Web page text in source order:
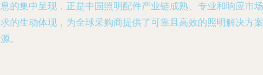
的集中呈现，正是中国照明配件产业链成熟、专业和响应市场
的生动体现，为全球采购商提供了可靠且高效的照明解决方案
。